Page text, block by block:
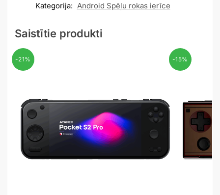
Kategorija: Android Spēļu rokas ierīce
Saistītie produkti
-21% -15%